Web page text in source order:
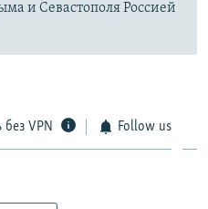
и Севастополя Россией
без VPN Follow us